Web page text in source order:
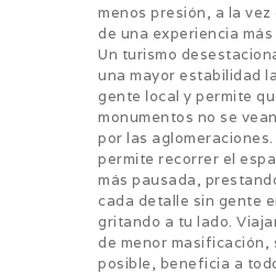
menos presión, a la
de una experiencia
Un turismo
una mayor estabilidad
gente local y permite
monumentos no se
por las
permite recorrer el
más pausada,
cada detalle sin gente
gritando a tu lado.
de menor masificación,
posible, beneficia a